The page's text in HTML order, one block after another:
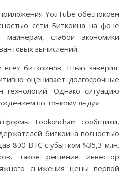
YouTube обеспокоен
сети Биткоина на фоне
майнерам, слабой экономики
вычислений.
всех биткоинов, Шью заверил,
оценивает долгосрочные
технологий. Однако ситуацию
по тонкому льду».
Lookonchain сообщили,
биткоина полностью
800 BTC с убытком $35,3 млн.
такое решение инвестор
снижения цены первой